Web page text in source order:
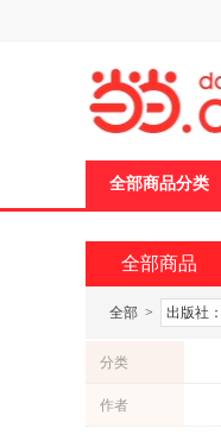
全部商品分类
全部商品
全部 > 出版社：
分类
作者
页